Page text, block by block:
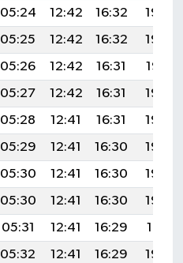
05:24 12:42 16:32
19:49
05:25 12:42 16:32
19:48
05:26 12:42 16:31
19:47
05:27 12:42 16:31
19:46
05:28 12:41 16:31
19:45
05:29 12:41 16:30
19:44
05:30 12:41 16:30
19:43
05:30 12:41 16:30
19:42
05:31 12:41 16:29
19:41
05:32 12:41 16:29
19:40